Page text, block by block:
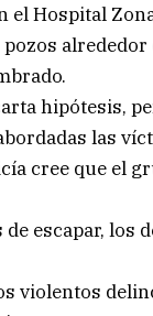
Hospital
hipótesis,
las
cree que el
escapar, los
violentos